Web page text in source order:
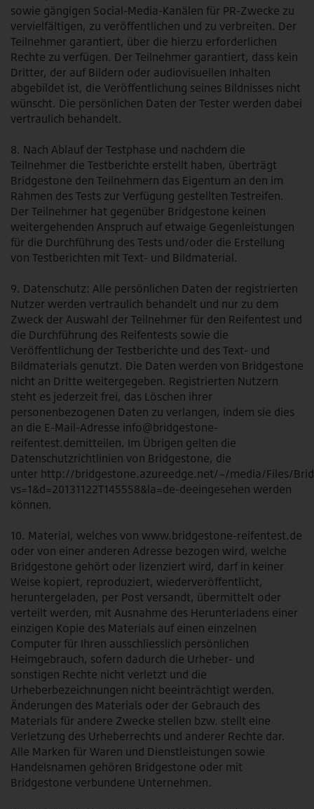
sowie gängigen Social-Media-Kanälen für PR-Zwecke zu
vervielfältigen, zu veröffentlichen und zu verbreiten. Der
Teilnehmer garantiert, über die hierzu erforderlichen
Rechte zu verfügen. Der Teilnehmer garantiert, dass kein
Dritter, der auf Bildern oder audiovisuellen Inhalten
abgebildet ist, die Veröffentlichung seines Bildnisses nicht
wünscht. Die persönlichen Daten der Tester werden dabei
vertraulich behandelt.
8. Nach Ablauf der Testphase und nachdem die
Teilnehmer die Testberichte erstellt haben, überträgt
Bridgestone den Teilnehmern das Eigentum an den im
Rahmen des Tests zur Verfügung gestellten Testreifen.
Der Teilnehmer hat gegenüber Bridgestone keinen
weitergehenden Anspruch auf etwaige Gegenleistungen
für die Durchführung des Tests und/oder die Erstellung
von Testberichten mit Text- und Bildmaterial.
9. Datenschutz: Alle persönlichen Daten der registrierten
Nutzer werden vertraulich behandelt und nur zu dem
Zweck der Auswahl der Teilnehmer für den Reifentest und
die Durchführung des Reifentests sowie die
Veröffentlichung der Testberichte und des Text- und
Bildmaterials genutzt. Die Daten werden von Bridgestone
nicht an Dritte weitergegeben. Registrierten Nutzern
steht es jederzeit frei, das Löschen ihrer
personenbezogenen Daten zu verlangen, indem sie dies
an die E-Mail-Adresse info@bridgestone-
reifentest.demitteilen. Im Übrigen gelten die
Datenschutzrichtlinien von Bridgestone, die
unter http://bridgestone.azureedge.net/~/media/Files/
vs=1&d=20131122T145558&la=de-deeingesehen werden
können.
10. Material, welches von www.bridgestone-reifentest.de
oder von einer anderen Adresse bezogen wird, welche
Bridgestone gehört oder lizenziert wird, darf in keiner
Weise kopiert, reproduziert, wiederveröffentlicht,
heruntergeladen, per Post versandt, übermittelt oder
verteilt werden, mit Ausnahme des Herunterladens einer
einzigen Kopie des Materials auf einen einzelnen
Computer für Ihren ausschliesslich persönlichen
Heimgebrauch, sofern dadurch die Urheber- und
sonstigen Rechte nicht verletzt und die
Urheberbezeichnungen nicht beeinträchtigt werden.
Änderungen des Materials oder der Gebrauch des
Materials für andere Zwecke stellen bzw. stellt eine
Verletzung des Urheberrechts und anderer Rechte dar.
Alle Marken für Waren und Dienstleistungen sowie
Handelsnamen gehören Bridgestone oder mit
Bridgestone verbundene Unternehmen.